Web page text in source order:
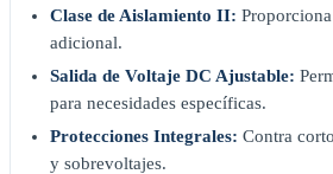
Clase de Aislamiento II:
adicional.
Salida de Voltaje DC Ajustable:
para necesidades específicas.
Protecciones Integrales: Contra
y sobrevoltajes.